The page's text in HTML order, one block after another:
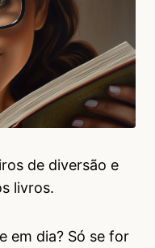
de diversão e
livros.
em dia? Só se for